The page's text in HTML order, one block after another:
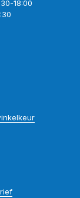
18:00